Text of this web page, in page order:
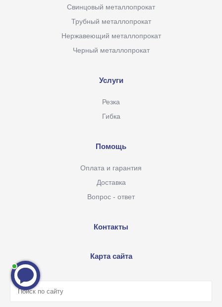
Свинцовый металлопрокат
Трубный металлопрокат
Нержавеющий металлопрокат
Черный металлопрокат
Услуги
Резка
Гибка
Помощь
Оплата и гарантия
Доставка
Вопрос - ответ
Контакты
Карта сайта